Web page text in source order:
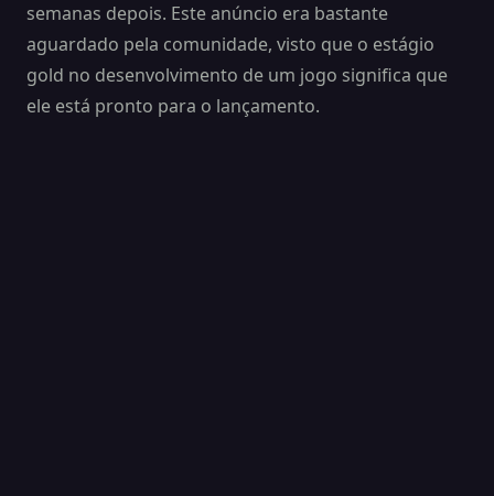
semanas depois. Este anúncio era bastante
aguardado pela comunidade, visto que o estágio
gold no desenvolvimento de um jogo significa que
ele está pronto para o lançamento.